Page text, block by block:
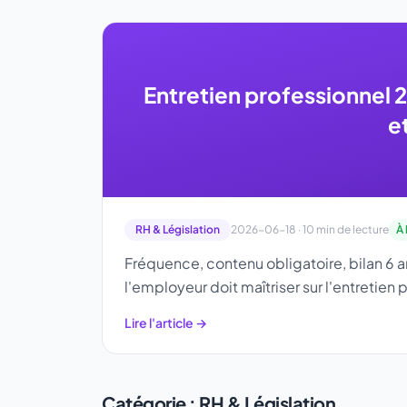
Entretien professionnel
RH & Législation 2026-06-18 · 10 min de lecture À
Fréquence, contenu obligatoire, bilan 6
l'employeur doit maîtriser sur l'entretien
Lire l'article →